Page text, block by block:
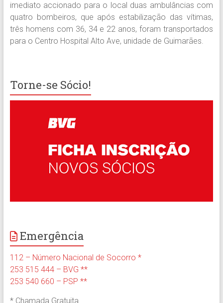
imediato accionado para o local duas ambulâncias com
quatro bombeiros, que após estabilização das vítimas,
três homens com 36, 34 e 22 anos, foram transportados
para o Centro Hospital Alto Ave, unidade de Guimarães.
Torne-se Sócio!
Emergência
112 – Número Nacional de Socorro *
253 515 444 – BVG **
253 540 660 – PSP **
* Chamada Gratuita